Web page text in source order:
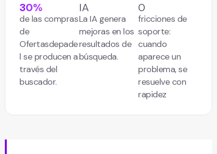
30%
de las compras
de
Ofertasdepade
l se producen a
través del
buscador.
IA
La IA genera
mejoras en los
resultados de
búsqueda.
0
fricciones de
soporte:
cuando
aparece un
problema, se
resuelve con
rapidez